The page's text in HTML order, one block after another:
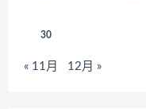
30
« 11月 12月 »